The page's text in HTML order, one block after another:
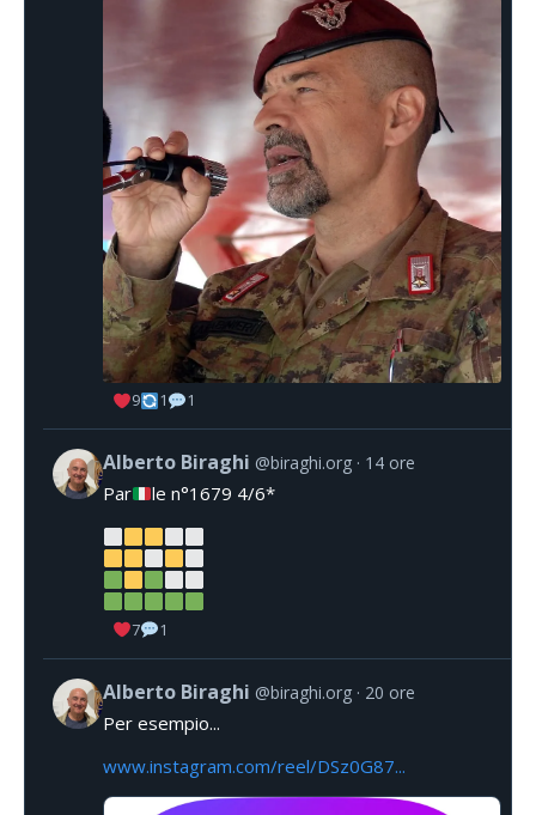
9 1 1
Alberto Biraghi @biraghi.org 14 ore
Par le n°1679 4/6*
7 1
Alberto Biraghi @biraghi.org 20 ore
Per esempio...
www.instagram.com/reel/DSz0G87...